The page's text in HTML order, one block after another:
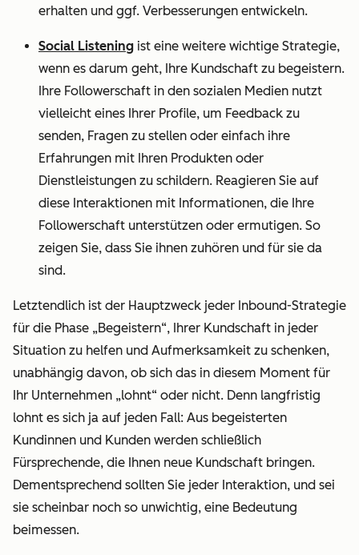
erhalten und ggf. Verbesserungen entwickeln.
Social Listening ist eine weitere wichtige Strategie,
wenn es darum geht, Ihre Kundschaft zu begeistern.
Ihre Followerschaft in den sozialen Medien nutzt
vielleicht eines Ihrer Profile, um Feedback zu
senden, Fragen zu stellen oder einfach ihre
Erfahrungen mit Ihren Produkten oder
Dienstleistungen zu schildern. Reagieren Sie auf
diese Interaktionen mit Informationen, die Ihre
Followerschaft unterstützen oder ermutigen. So
zeigen Sie, dass Sie ihnen zuhören und für sie da
sind.
Letztendlich ist der Hauptzweck jeder Inbound-Strategie
für die Phase „Begeistern“, Ihrer Kundschaft in jeder
Situation zu helfen und Aufmerksamkeit zu schenken,
unabhängig davon, ob sich das in diesem Moment für
Ihr Unternehmen „lohnt“ oder nicht. Denn langfristig
lohnt es sich ja auf jeden Fall: Aus begeisterten
Kundinnen und Kunden werden schließlich
Fürsprechende, die Ihnen neue Kundschaft bringen.
Dementsprechend sollten Sie jeder Interaktion, und sei
sie scheinbar noch so unwichtig, eine Bedeutung
beimessen.